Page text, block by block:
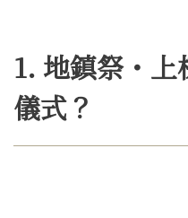
1. 地鎮祭・
儀式？